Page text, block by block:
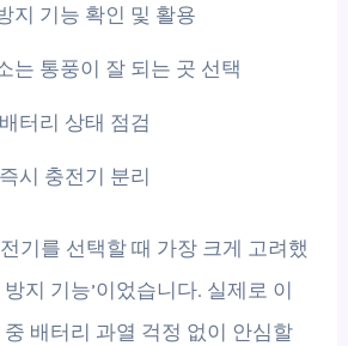
지 기능 확인 및 활용
는 통풍이 잘 되는 곳 선택
터리 상태 점검
시 충전기 분리
기를 선택할 때 가장 크게 고려했
지 기능’이었습니다. 실제로 이
배터리 과열 걱정 없이 안심할